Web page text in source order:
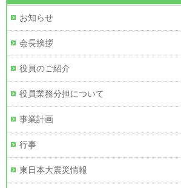
お知らせ
会長挨拶
役員のご紹介
役員業務分担について
事業計画
行事
東日本大震災情報